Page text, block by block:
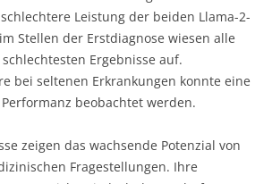
Leistung der beiden Llama-2-
Stellen der Erstdiagnose wiesen alle
Ergebnisse auf.
bei seltenen Erkrankungen konnte eine
beobachtet werden.
zeigen das wachsende Potenzial von
Fragestellungen. Ihre